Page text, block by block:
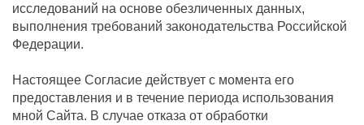
исследований на основе обезличенных данных,
выполнения требований законодательства Российской
Федерации.
Настоящее Согласие действует с момента его
предоставления и в течение периода использования
мной Сайта. В случае отказа от обработки